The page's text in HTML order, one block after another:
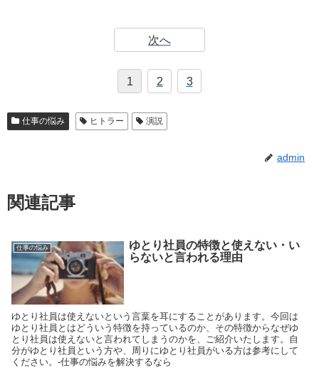
次へ
1 2 3
仕事の悩み ヒトラー 演説
admin
関連記事
仕事の悩み
ゆとり社員の特徴と使えない・い
らないと言われる理由
ゆとり社員は使えないという言葉を耳にすることがあります。今回は
ゆとり社員とはどういう特徴を持っているのか、その特徴からなぜゆ
とり社員は使えないと言われてしまうのかを、ご紹介いたします。自
分がゆとり社員という方や、周りにゆとり社員がいる方は参考にして
ください。-仕事の悩みを解決するなら